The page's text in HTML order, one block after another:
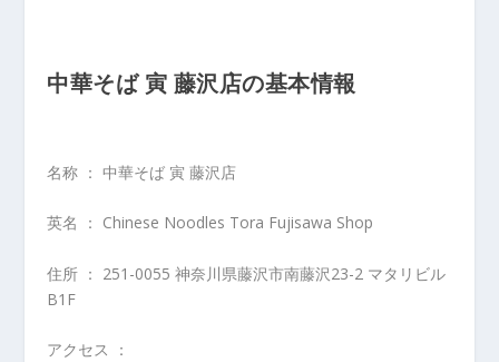
中華そば 寅 藤沢店の基本情報
名称 ： 中華そば 寅 藤沢店
英名 ： Chinese Noodles Tora Fujisawa Shop
住所 ： 251-0055 神奈川県藤沢市南藤沢23-2 マタリビル
B1F
アクセス ：